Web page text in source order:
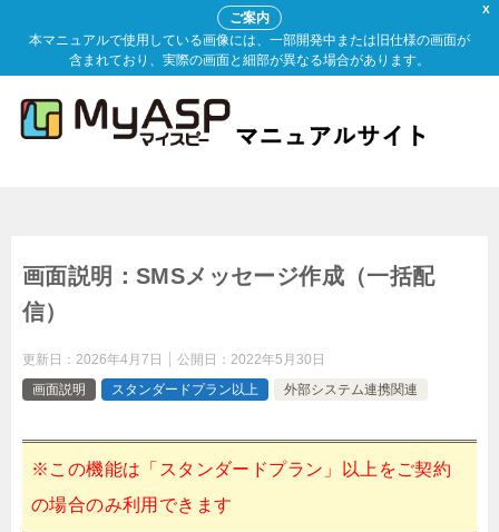
X
ご案内
本マニュアルで使用している画像には、一部開発中または旧仕様の画面が
含まれており、実際の画面と細部が異なる場合があります。
画面説明：SMSメッセージ作成（一括配
信）
更新日： 2026年4月7日 公開日： 2022年5月30日
画面説明
スタンダードプラン以上 外部システム連携関連
※この機能は「スタンダードプラン」以上をご契約
の場合のみ利用できます